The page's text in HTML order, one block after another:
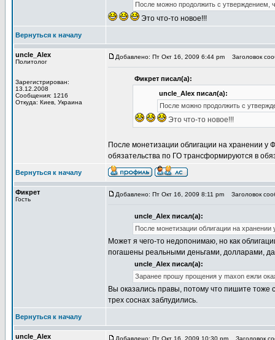
После можно продолжить с утверждением,
Это что-то новое!!!
Вернуться к началу
uncle_Alex
Политолог
Зарегистрирован:
13.12.2008
Сообщения: 1216
Откуда: Киев, Украина
Добавлено: Пт Окт 16, 2009 6:44 pm Заголовок
Фикрет писал(а):
uncle_Alex писал(а):
После можно продолжить с
Это что-то новое!!!
После монетизации облигации на хранении
обязательства по ГО трансформируются в
Вернуться к началу
Фикрет
Гость
Добавлено: Пт Окт 16, 2009 8:11 pm Заголовок
uncle_Alex писал(а):
После монетизации облигации на
Может я чего-то недопонимаю, но как
погашены реальными деньгами, долларами,
uncle_Alex писал(а):
Заранее прошу прощения у maxon ежли
Вы оказались правы, потому что пишите тоже
трех соснах заблудились.
Вернуться к началу
uncle_Alex Добавлено: Пт Окт 16, 2009 10:30 pm Заголовок